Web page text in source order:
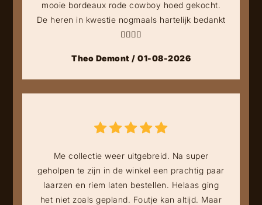
mooie bordeaux rode cowboy hoed gekocht.
De heren in kwestie nogmaals hartelijk bedankt
👍🏻👍🏻
Theo Demont / 01-08-2026
Me collectie weer uitgebreid. Na super
geholpen te zijn in de winkel een prachtig paar
laarzen en riem laten bestellen. Helaas ging
het niet zoals gepland. Foutje kan altijd. Maar